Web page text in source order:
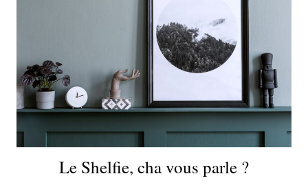
Le Shelfie, cha vous parle ?